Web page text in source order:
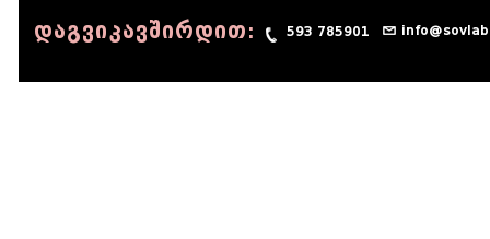
დაგვიკავშირდით: 593 785901